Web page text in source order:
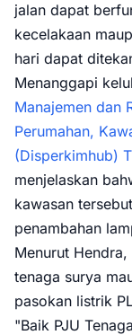
jalan dapat
kecelakaan
hari dapat
Menanggapi
Manajemen dan
Perumahan,
(Disperkimhub)
menjelaskan
kawasan
penambahan
Menurut
tenaga surya
pasokan listrik
"Baik PJU